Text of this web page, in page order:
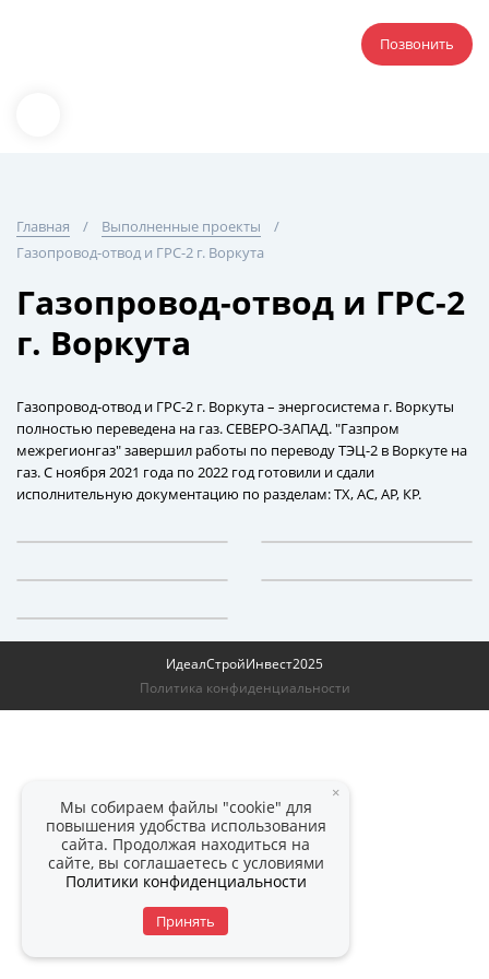
Позвонить
Главная
Выполненные проекты
Газопровод-отвод и ГРС-2 г. Воркута
Газопровод-отвод и ГРС-2
г. Воркута
Газопровод-отвод и ГРС-2 г. Воркута – энергосистема г. Воркуты
полностью переведена на газ. СЕВЕРО-ЗАПАД. "Газпром
межрегионгаз" завершил работы по переводу ТЭЦ-2 в Воркуте на
газ. С ноября 2021 года по 2022 год готовили и сдали
исполнительную документацию по разделам: ТХ, АС, АР, КР.
ИдеалСтройИнвест2025
Политика конфиденциальности
×
Мы собираем файлы "cookie" для
повышения удобства использования
сайта. Продолжая находиться на
сайте, вы соглашаетесь с условиями
Политики конфиденциальности
Принять